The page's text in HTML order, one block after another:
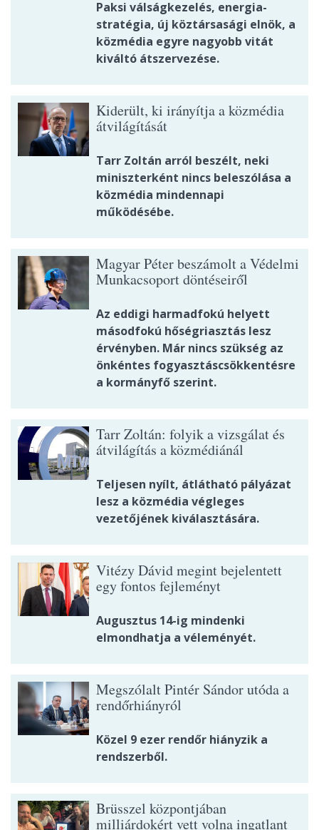
Paksi válságkezelés, energia-
stratégia, új köztársasági elnök, a
közmédia egyre nagyobb vitát
kiváltó átszervezése.
Kiderült, ki irányítja a közmédia
átvilágítását
Tarr Zoltán arról beszélt, neki
miniszterként nincs beleszólása a
közmédia mindennapi
működésébe.
Magyar Péter beszámolt a Védelmi
Munkacsoport döntéseiről
Az eddigi harmadfokú helyett
másodfokú hőségriasztás lesz
érvényben. Már nincs szükség az
önkéntes fogyasztáscsökkentésre
a kormányfő szerint.
Tarr Zoltán: folyik a vizsgálat és
átvilágítás a közmédiánál
Teljesen nyílt, átlátható pályázat
lesz a közmédia végleges
vezetőjének kiválasztására.
Vitézy Dávid megint bejelentett
egy fontos fejleményt
Augusztus 14-ig mindenki
elmondhatja a véleményét.
Megszólalt Pintér Sándor utóda a
rendőrhiányról
Közel 9 ezer rendőr hiányzik a
rendszerből.
Brüsszel központjában
milliárdokért vett volna ingatlant